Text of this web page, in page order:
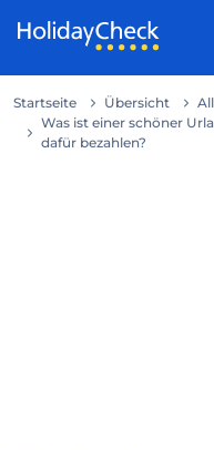
Startseite Übersicht
Was ist einer schöner
dafür bezahlen?